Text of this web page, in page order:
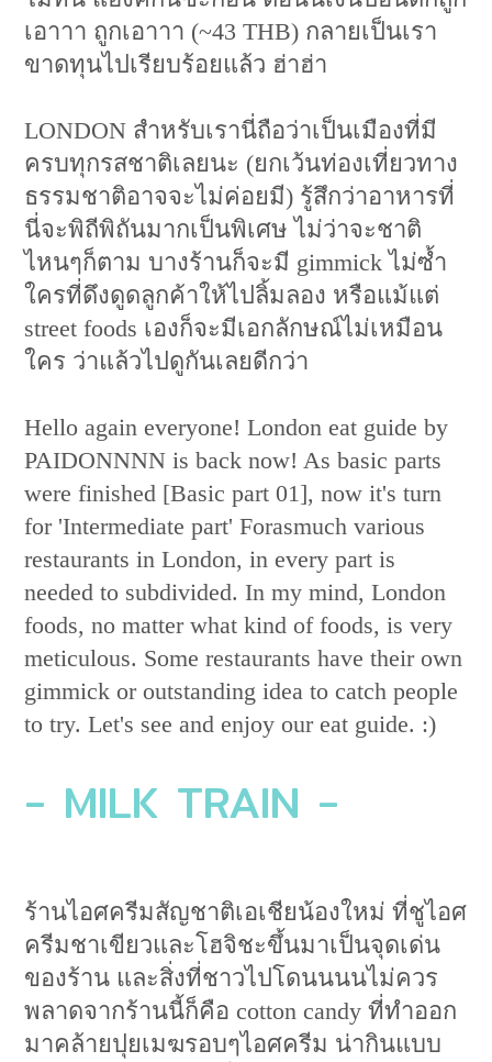
เอาาา ถูกเอาาา (~43 THB) กลายเป็นเรา
ขาดทุนไปเรียบร้อยแล้ว ฮ่าฮ่า
LONDON สำหรับเรานี่ถือว่าเป็นเมืองที่มี
ครบทุกรสชาติเลยนะ (ยกเว้นท่องเที่ยวทาง
ธรรมชาติอาจจะไม่ค่อยมี) รู้สึกว่าอาหารที่
นี่จะพิถีพิถันมากเป็นพิเศษ ไม่ว่าจะชาติ
ไหนๆก็ตาม บางร้านก็จะมี gimmick ไม่ซ้ำ
ใครที่ดึงดูดลูกค้าให้ไปลิ้มลอง หรือแม้แต่
street foods เองก็จะมีเอกลักษณ์ไม่เหมือน
ใคร ว่าแล้วไปดูกันเลยดีกว่า
Hello again everyone! London eat guide by
PAIDONNNN is back now! As basic parts
were finished [Basic part 01], now it's turn
for 'Intermediate part' Forasmuch various
restaurants in London, in every part is
needed to subdivided. In my mind, London
foods, no matter what kind of foods, is very
meticulous. Some restaurants have their own
gimmick or outstanding idea to catch people
to try. Let's see and enjoy our eat guide. :)
- MILK TRAIN -
ร้านไอศครีมสัญชาติเอเชียน้องใหม่ ที่ชูไอศ
ครีมชาเขียวและโฮจิชะขึ้นมาเป็นจุดเด่น
ของร้าน และสิ่งที่ชาวไปโดนนนนไม่ควร
พลาดจากร้านนี้ก็คือ cotton candy ที่ทำออก
มาคล้ายปุยเมฆรอบๆไอศครีม น่ากินแบบ